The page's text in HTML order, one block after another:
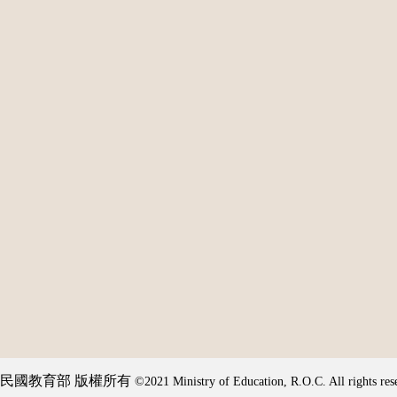
國教育部 版權所有 ©2021 Ministry of Education, R.O.C. All rights